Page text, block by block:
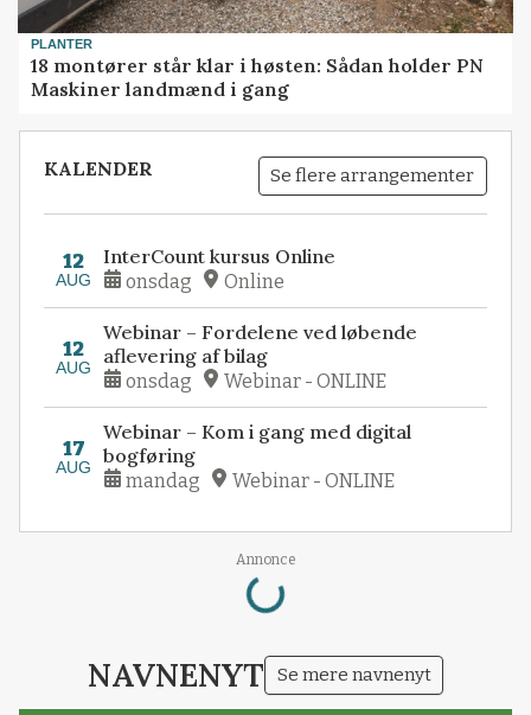
PLANTER
18 montører står klar i høsten: Sådan holder PN
Maskiner landmænd i gang
KALENDER Se flere arrangementer
12
AUG
InterCount kursus Online
onsdag Online
12
AUG
Webinar – Fordelene ved løbende
aflevering af bilag
onsdag Webinar - ONLINE
17
AUG
Webinar – Kom i gang med digital
bogføring
mandag Webinar - ONLINE
Annonce
Loading...
NAVNENYT Se mere navnenyt